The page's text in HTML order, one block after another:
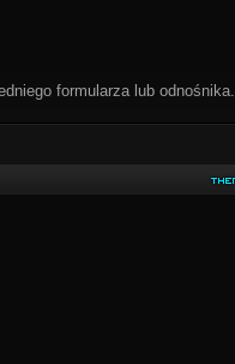
formularza lub odnośnika.